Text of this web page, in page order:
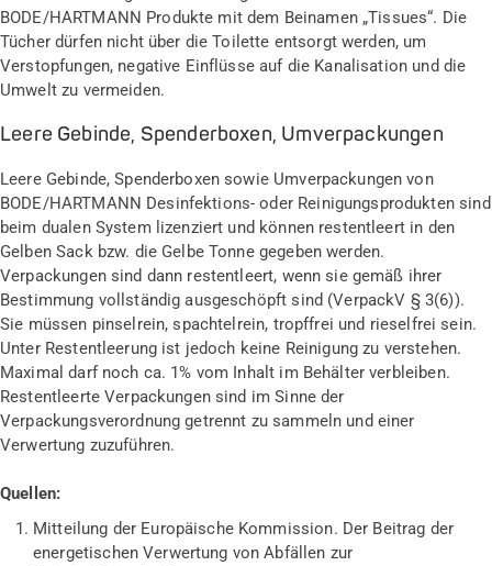
BODE/HARTMANN Produkte mit dem Beinamen „Tissues“. Die
Tücher dürfen nicht über die Toilette entsorgt werden, um
Verstopfungen, negative Einflüsse auf die Kanalisation und die
Umwelt zu vermeiden.
Leere Gebinde, Spenderboxen, Umverpackungen
Leere Gebinde, Spenderboxen sowie Umverpackungen von
BODE/HARTMANN Desinfektions- oder Reinigungsprodukten sind
beim dualen System lizenziert und können restentleert in den
Gelben Sack bzw. die Gelbe Tonne gegeben werden.
Verpackungen sind dann restentleert, wenn sie gemäß ihrer
Bestimmung vollständig ausgeschöpft sind (VerpackV § 3(6)).
Sie müssen pinselrein, spachtelrein, tropffrei und rieselfrei sein.
Unter Restentleerung ist jedoch keine Reinigung zu verstehen.
Maximal darf noch ca. 1% vom Inhalt im Behälter verbleiben.
Restentleerte Verpackungen sind im Sinne der
Verpackungsverordnung getrennt zu sammeln und einer
Verwertung zuzuführen.
Quellen:
Mitteilung der Europäische Kommission. Der Beitrag der
energetischen Verwertung von Abfällen zur